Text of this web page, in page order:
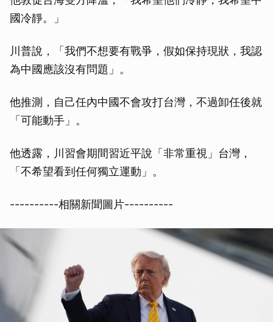
國冷靜。」
川普說，「我們不想要有戰爭，假如保持現狀，我認
為中國應該沒有問題」。
他推測，自己任內中國不會攻打台灣，不過卸任後就
「可能動手」。
他透露，川習會期間習近平說「非常重視」台灣，
「不希望看到任何獨立運動」。
----------相關新聞圖片----------